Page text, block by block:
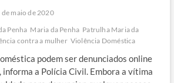
de maio de 2020
Penha Maria da Penha Patrulha Maria da
contra a mulher Violência Doméstica
podem ser denunciados online
a Polícia Civil. Embora a vítima